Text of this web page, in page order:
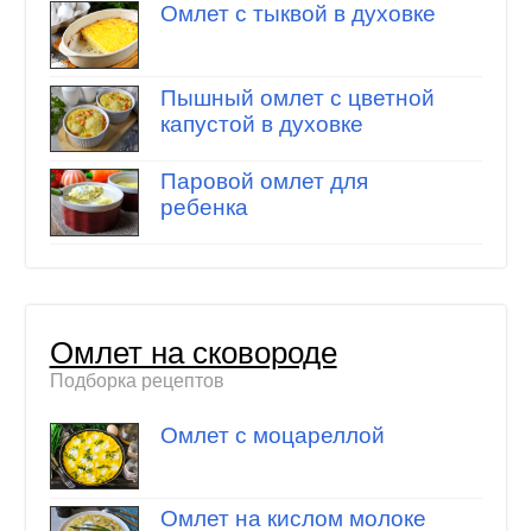
Омлет с тыквой в духовке
Пышный омлет с цветной
капустой в духовке
Паровой омлет для
ребенка
Омлет на сковороде
Подборка рецептов
Омлет с моцареллой
Омлет на кислом молоке